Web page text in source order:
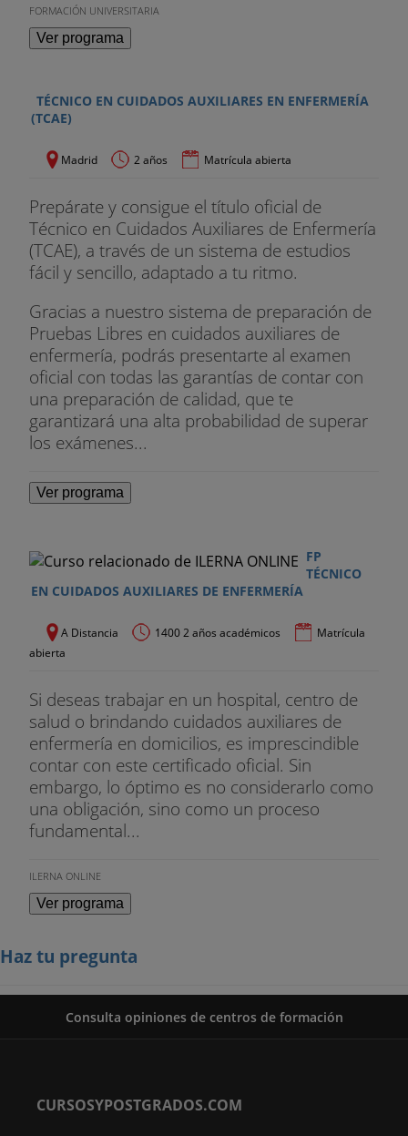
FORMACIÓN UNIVERSITARIA
Ver programa
TÉCNICO EN CUIDADOS AUXILIARES EN ENFERMERÍA
(TCAE)
Madrid 2 años Matrícula abierta
Prepárate y consigue el título oficial de
Técnico en Cuidados Auxiliares de Enfermería
(TCAE), a través de un sistema de estudios
fácil y sencillo, adaptado a tu ritmo.
Gracias a nuestro sistema de preparación de
Pruebas Libres en cuidados auxiliares de
enfermería, podrás presentarte al examen
oficial con todas las garantías de contar con
una preparación de calidad, que te
garantizará una alta probabilidad de superar
los exámenes...
Ver programa
FP
TÉCNICO
EN CUIDADOS AUXILIARES DE ENFERMERÍA
A Distancia 1400 2 años académicos
Matrícula
abierta
Si deseas trabajar en un hospital, centro de
salud o brindando cuidados auxiliares de
enfermería en domicilios, es imprescindible
contar con este certificado oficial. Sin
embargo, lo óptimo es no considerarlo como
una obligación, sino como un proceso
fundamental...
ILERNA ONLINE
Ver programa
Haz tu pregunta
Consulta opiniones de centros de formación
CURSOSYPOSTGRADOS.COM